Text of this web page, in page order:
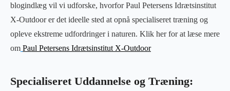
blogindlæg vil vi udforske, hvorfor Paul Petersens Idrætsinstitut
X-Outdoor er det ideelle sted at opnå specialiseret træning og
opleve ekstreme udfordringer i naturen. Klik her for at læse mere
om Paul Petersens Idrætsinstitut X-Outdoor
Specialiseret Uddannelse og Træning: